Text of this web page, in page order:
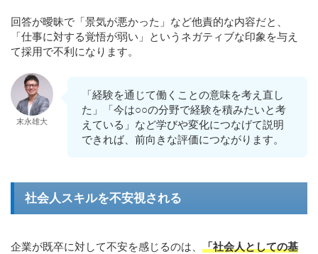
回答が曖昧で「景気が悪かった」など他責的な内容だと、
「仕事に対する覚悟が弱い」というネガティブな印象を与え
て採用で不利になります。
末永雄大
「経験を通じて働くことの意味を考え直し
た」「今は○○の分野で経験を積みたいと考
えている」など学びや変化につなげて説明
できれば、前向きな評価につながります。
社会人スキルを不安視される
企業が既卒に対して不安を感じるのは、 「社会人としての基